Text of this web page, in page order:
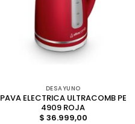
DESAYUNO
PAVA ELECTRICA ULTRACOMB PE
4909 ROJA
$ 36.999,00